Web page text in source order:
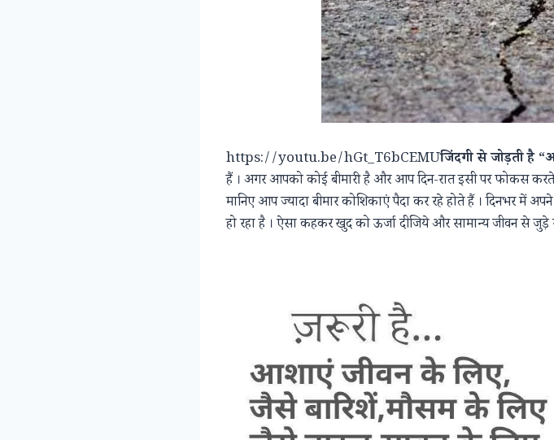
https://youtu.be/hGt_T6bCEMUजिंदगी से जोड़ती है
हैं । अगर आपको कोई बीमारी है और आप दिन-रात इसी पर फोकस करते
मानिए आप ज्यादा बीमार कोशिकाएं पैदा कर रहे होते हैं । दिनभर में
हो रहा है । ऐसा कहकर खुद को ऊर्जा दीजिये और सामान्य जीवन से जुड़े